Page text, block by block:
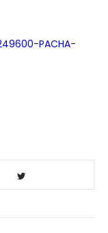
PACHA-